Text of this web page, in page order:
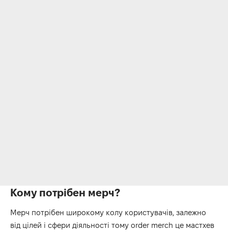
Кому потрібен мерч?
Мерч потрібен широкому колу користувачів, залежно
від цілей і сфери діяльності тому order merch це мастхев